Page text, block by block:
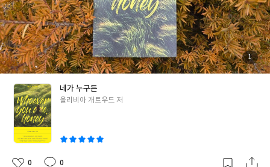
가?’를 의심하는 표정. 그런 그녀에게 오래된 집의 미티와 베델이 다
가가고, 그 순간부터 소설은 여성들이 서로를 통해 자신을 재구성해
가는 여정을 은은하게 보여준다. 미티는 레나를 동경도, 질투도 아
닌 묘한 친밀함으로 바라본다. 그것은 여성을 사랑해서가 아니라 여
성을 이해하기 때문이다. 누군가에게 갇혀 스스로의 역사를 의심해
야 하는 삶을, 이미 어느 정도 지나온 사람만이 느끼는 감각. 그 감정
의 실루엣은, 시인이 언어를 다루듯, 묵묵히 그러나 깊게 페이지에
스며든다. 레나가 말하는 순간들, “내 과거가 내 것이 아닐지도 몰라
요.” 이 문장을 읽으며, 우리는 늘 누군가의 기억 속에서 살아가지
만, 미티와의 연대는 레나에게 처음으로 ‘나’라는 감각을 준다. 서로
의 상처가 조심스레 맞닿을 때, 아이를 키우며 종종 느꼈던 ‘나도 사
오른다. 그리고 베델. 세월이 남긴 그림자를 품고 있으면서도, 두 젊
첨
부
된
사
1
네가 누구든
글
올리비아 개트우드 저
0 0